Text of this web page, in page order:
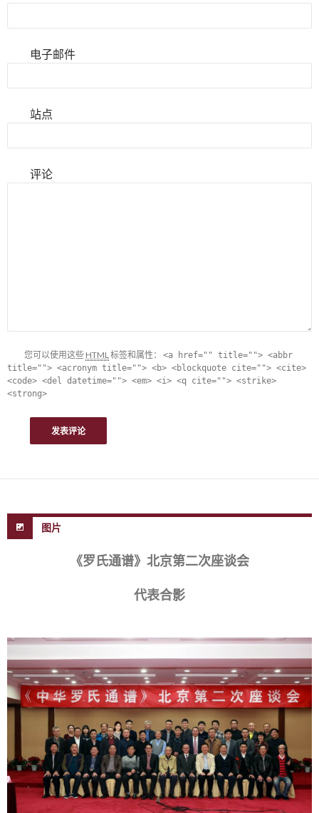
电子邮件
站点
评论
您可以使用这些 HTML标签和属性： <a href="" title=""> <abbr
title=""> <acronym title=""> <b> <blockquote cite=""> <cite>
<code> <del datetime=""> <em> <i> <q cite=""> <strike>
<strong>
图片
《罗氏通谱》北京第二次座谈会
代表合影